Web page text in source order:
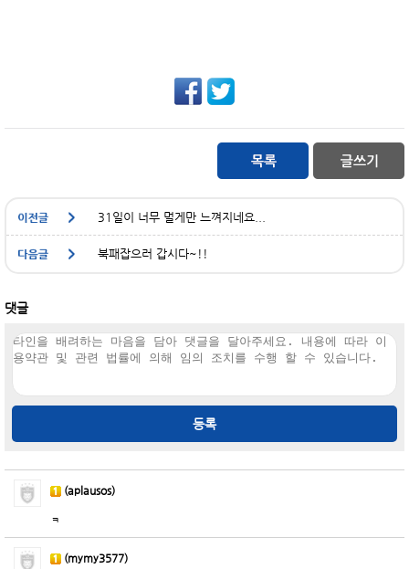
31일이 너무 멀게만 느껴지네요...
북패잡으러 갑시다~!!
댓글
등록
(aplausos)
ㅋ
(mymy3577)